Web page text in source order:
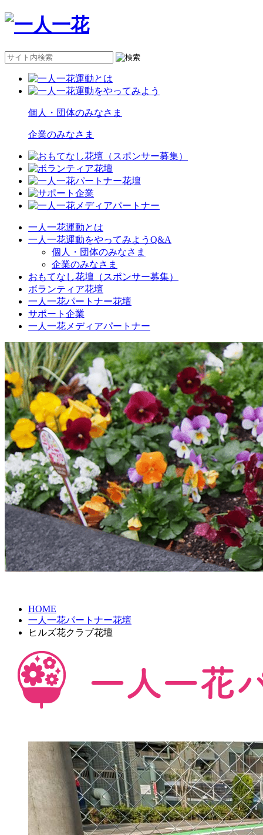
個人・団体のみなさま
企業のみなさま
一人一花運動とは
一人一花運動をやってみようQ&A
個人・団体のみなさま
企業のみなさま
おもてなし花壇（スポンサー募集）
ボランティア花壇
一人一花パートナー花壇
サポート企業
一人一花メディアパートナー
HOME
一人一花パートナー花壇
ヒルズ花クラブ花壇